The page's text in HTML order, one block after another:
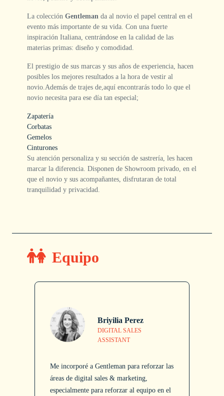
La colección Gentleman da al novio el papel central en el
evento más importante de su vida. Con una fuerte
inspiración Italiana, centrándose en la calidad de las
materias primas: diseño y comodidad.
El prestigio de sus marcas y sus años de experiencia, hacen
posibles los mejores resultados a la hora de vestir al
novio.Además de trajes de,aquí encontrarás todo lo que el
novio necesita para ese día tan especial;
Zapatería
Corbatas
Gemelos
Cinturones
Su atención personaliza y su sección de sastrería, les hacen
marcar la diferencia. Disponen de Showroom privado, en el
que el novio y sus acompañantes, disfrutaran de total
tranquilidad y privacidad.
Equipo
Briyilia Perez
DIGITAL SALES
ASSISTANT
Me incorporé a Gentleman para reforzar las
áreas de digital sales & marketing,
especialmente para reforzar al equipo en el